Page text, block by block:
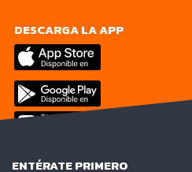
DESCARGA LA APP
ENTÉRATE PRIMERO